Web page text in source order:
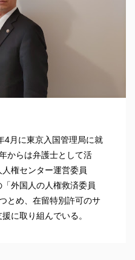
4月に東京入国管理局に就
からは弁護士として活
権センター運営委員
外国人の人権救済委員
とめ、在留特別許可のサ
に取り組んでいる。